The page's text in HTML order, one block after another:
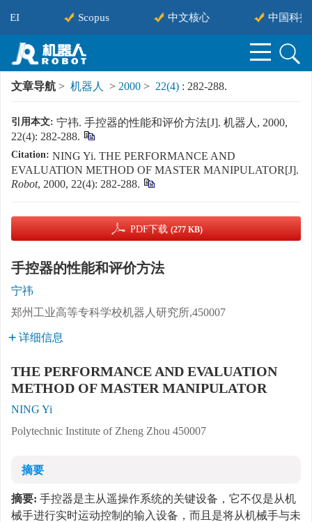
EI Scopus 中文核心 中国科技
文章导航 > 机器人 > 2000 > 22(4) : 282-288.
引用本文: 宁祎. 手控器的性能和评价方法[J]. 机器人, 2000,
22(4): 282-288.
Citation: NING Yi. THE PERFORMANCE AND
EVALUATION METHOD OF MASTER MANIPULATOR[J].
Robot, 2000, 22(4): 282-288.
PDF下载 (277 KB)
手控器的性能和评价方法
宁祎
郑州工业高等专科学校机器人研究所,450007
详细信息
THE PERFORMANCE AND EVALUATION
METHOD OF MASTER MANIPULATOR
NING Yi
Polytechnic Institute of Zheng Zhou 450007
摘要
摘要: 手控器是主从遥操作系统的关键设备，它不仅是从机
械手进行实时运动控制的输入设备，而且是将从机械手与未